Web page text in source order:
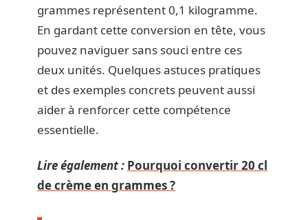
grammes représentent 0,1 kilogramme.
En gardant cette conversion en tête, vous
pouvez naviguer sans souci entre ces
deux unités. Quelques astuces pratiques
et des exemples concrets peuvent aussi
aider à renforcer cette compétence
essentielle.
Lire également : Pourquoi convertir 20 cl
de crème en grammes ?